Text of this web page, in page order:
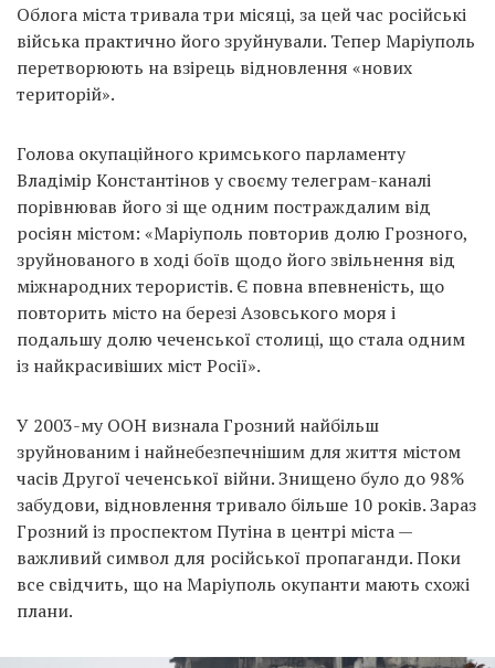
Облога міста тривала три місяці, за цей час російські
війська практично його зруйнували. Тепер Маріуполь
перетворюють на взірець відновлення «нових
територій».
Голова окупаційного кримського парламенту
Владімір Константінов у своєму телеграм-каналі
порівнював його зі ще одним постраждалим від
росіян містом: «Маріуполь повторив долю Грозного,
зруйнованого в ході боїв щодо його звільнення від
міжнародних терористів. Є повна впевненість, що
повторить місто на березі Азовського моря і
подальшу долю чеченської столиці, що стала одним
із найкрасивіших міст Росії».
У 2003-му ООН визнала Грозний найбільш
зруйнованим і найнебезпечнішим для життя містом
часів Другої чеченської війни. Знищено було до 98%
забудови, відновлення тривало більше 10 років. Зараз
Грозний із проспектом Путіна в центрі міста —
важливий символ для російської пропаганди. Поки
все свідчить, що на Маріуполь окупанти мають схожі
плани.